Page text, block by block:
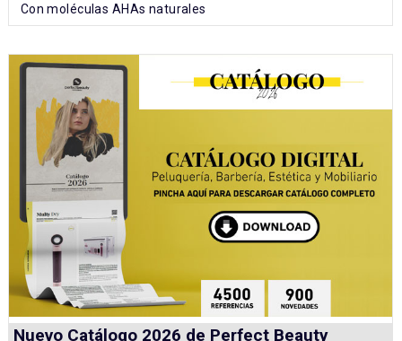
Con moléculas AHAs naturales
Nuevo Catálogo 2026 de Perfect Beauty